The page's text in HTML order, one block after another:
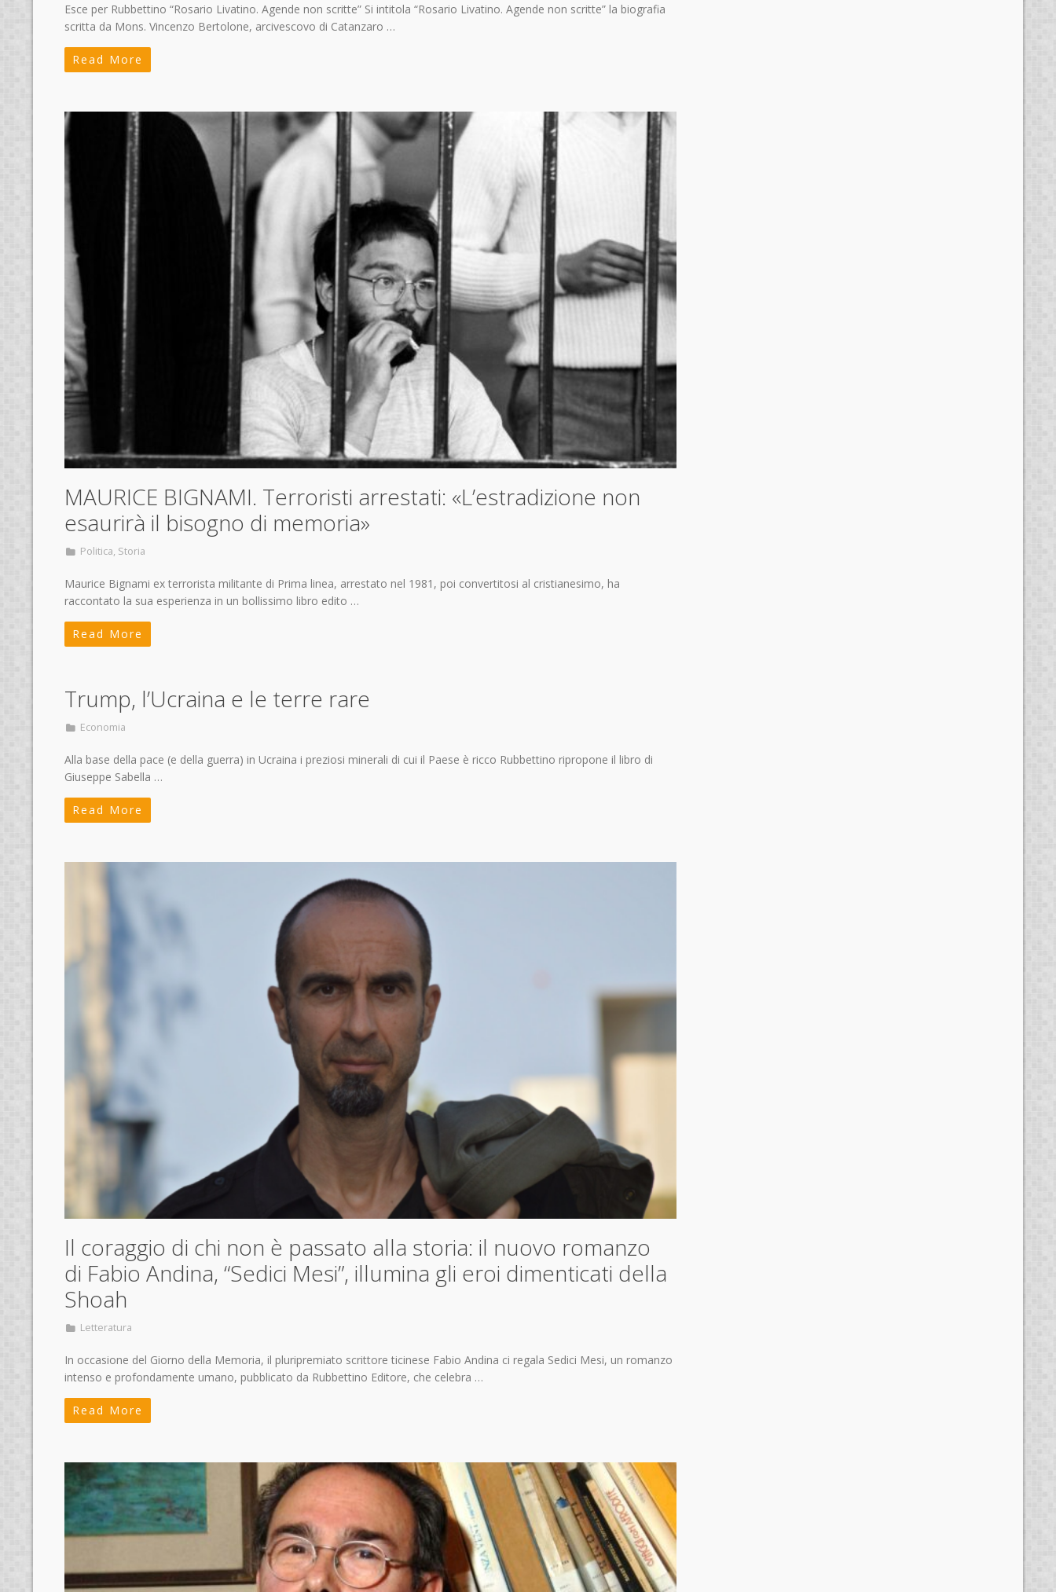
Esce per Rubbettino “Rosario Livatino. Agende non scritte” Si intitola “Rosario Livatino. Agende non scritte” la biografia
scritta da Mons. Vincenzo Bertolone, arcivescovo di Catanzaro …
Read More
MAURICE BIGNAMI. Terroristi arrestati: «L’estradizione non
esaurirà il bisogno di memoria»
Politica, Storia
Maurice Bignami ex terrorista militante di Prima linea, arrestato nel 1981, poi convertitosi al cristianesimo, ha
raccontato la sua esperienza in un bollissimo libro edito …
Read More
Trump, l’Ucraina e le terre rare
Economia
Alla base della pace (e della guerra) in Ucraina i preziosi minerali di cui il Paese è ricco Rubbettino ripropone il libro di
Giuseppe Sabella …
Read More
Il coraggio di chi non è passato alla storia: il nuovo romanzo
di Fabio Andina, “Sedici Mesi”, illumina gli eroi dimenticati della
Shoah
Letteratura
In occasione del Giorno della Memoria, il pluripremiato scrittore ticinese Fabio Andina ci regala Sedici Mesi, un romanzo
intenso e profondamente umano, pubblicato da Rubbettino Editore, che celebra …
Read More